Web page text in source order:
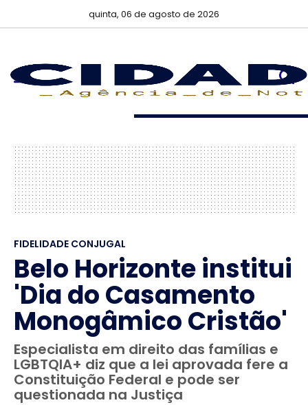
quinta, 06 de agosto de 2026
FIDELIDADE CONJUGAL
Belo Horizonte institui
'Dia do Casamento
Monogâmico Cristão'
Especialista em direito das famílias e
LGBTQIA+ diz que a lei aprovada fere a
Constituição Federal e pode ser
questionada na Justiça